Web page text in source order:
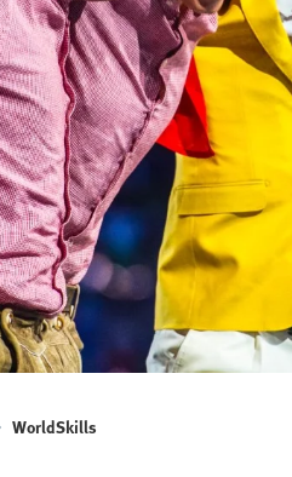
WorldSkills